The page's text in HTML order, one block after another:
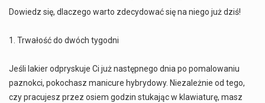
Dowiedz się, dlaczego warto zdecydować się na niego już dziś!
1. Trwałość do dwóch tygodni
Jeśli lakier odpryskuje Ci już następnego dnia po pomalowaniu
paznokci, pokochasz manicure hybrydowy. Niezależnie od tego,
czy pracujesz przez osiem godzin stukając w klawiaturę, masz